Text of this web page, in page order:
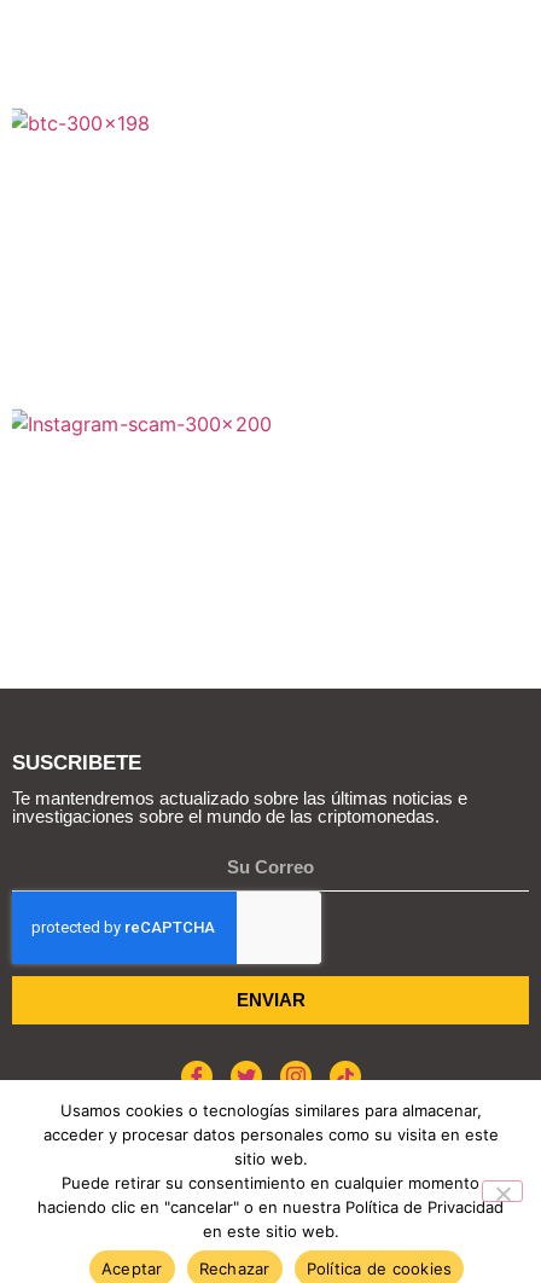
SUSCRIBETE
Te mantendremos actualizado sobre las últimas noticias e
investigaciones sobre el mundo de las criptomonedas.
ENVIAR
COPYRIGHT © 2026 REPORTE CRIPTO
POLÍTICA DE COOKIES
TENDENCIAS HOY
Usamos cookies o tecnologías similares para almacenar,
acceder y procesar datos personales como su visita en este
sitio web.
Puede retirar su consentimiento en cualquier momento
haciendo clic en "cancelar" o en nuestra Política de Privacidad
en este sitio web.
Aceptar
Rechazar Política de cookies